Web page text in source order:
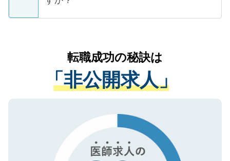
支援を目的に使用いたします。お預かりし
ているすべての個人データはご本人の許可
は、個人情報の取り扱いについての厳密な
管理基準を満たした事業者のみに付与され
る、プライバシーマークを取得済みです。
で、機密保持に関してもご安心ください。
かがいして、現在の医療機関の状況や紹介
経験をまじえながら、適切なアドバイスを
させていただきます。すぐにご転職をされ
ない方には、長期的なサポートが可能です
ので、まずはご登録ください。
転職成功の秘訣は
「非公開求人」